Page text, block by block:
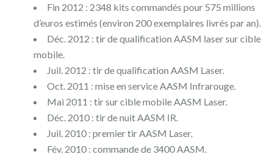
Fin 2012 : 2348 kits commandés pour 575 millions
d’euros estimés (environ 200 exemplaires livrés par an).
Déc. 2012 : tir de qualification AASM laser sur cible
mobile.
Juil. 2012 : tir de qualification AASM Laser.
Oct. 2011 : mise en service AASM Infrarouge.
Mai 2011 : tir sur cible mobile AASM Laser.
Déc. 2010 : tir de nuit AASM IR.
Juil. 2010 : premier tir AASM Laser.
Fév. 2010 : commande de 3400 AASM.